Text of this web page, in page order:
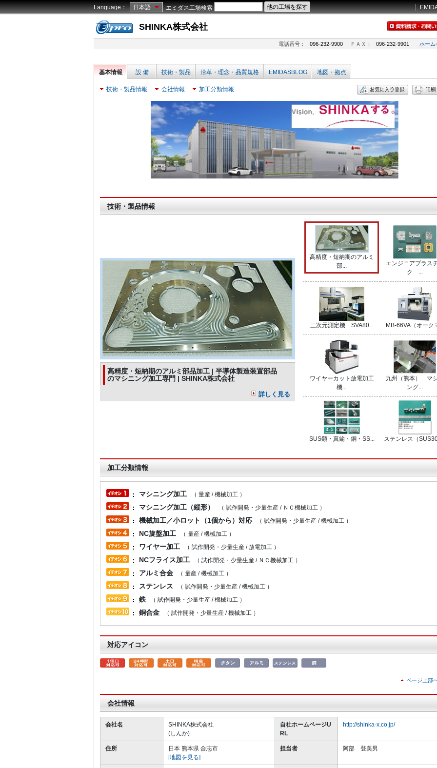
Language： 日本語 エミダス工場検索
SHINKA株式会社
電話番号： 096-232-9900 ＦＡＸ： 096-232-9901 ホーム
基本情報 設 備 技術・製品 沿革・理念・品質規格 EMIDASBLOG 地図・拠点
技術・製品情報 会社情報 加工分類情報
技術・製品情報
高精度・短納期のアルミ部品加工 | 半導体製造装置部品
のマシニング加工専門 | SHINKA株式会社
詳しく見る
高精度・短納期のアルミ
部...
エンジニアプラス
ク ...
三次元測定機 SVA80... MB-66VA（オーク
ワイヤーカット放電加工
機...
九州（熊本） マ
ング...
SUS類・真鍮・銅・SS... ステンレス（
加工分類情報
マシニング加工 （ 量産 / 機械加工 ）
マシニング加工（縦形） （ 試作開発・少量生産 / ＮＣ機械加工 ）
機械加工／小ロット（1個から）対応 （ 試作開発・少量生産 / 機械加工 ）
NC旋盤加工 （ 量産 / 機械加工 ）
ワイヤー加工 （ 試作開発・少量生産 / 放電加工 ）
NCフライス加工 （ 試作開発・少量生産 / ＮＣ機械加工 ）
アルミ合金 （ 量産 / 機械加工 ）
ステンレス （ 試作開発・少量生産 / 機械加工 ）
鉄 （ 試作開発・少量生産 / 機械加工 ）
銅合金 （ 試作開発・少量生産 / 機械加工 ）
対応アイコン
ページ上部
会社情報
会社名
SHINKA株式会社
(しんか)
自社ホームページU
RL
http://shinka-x.co.jp/
住所
日本 熊本県 合志市
[地図を見る]
担当者 阿部 登美男